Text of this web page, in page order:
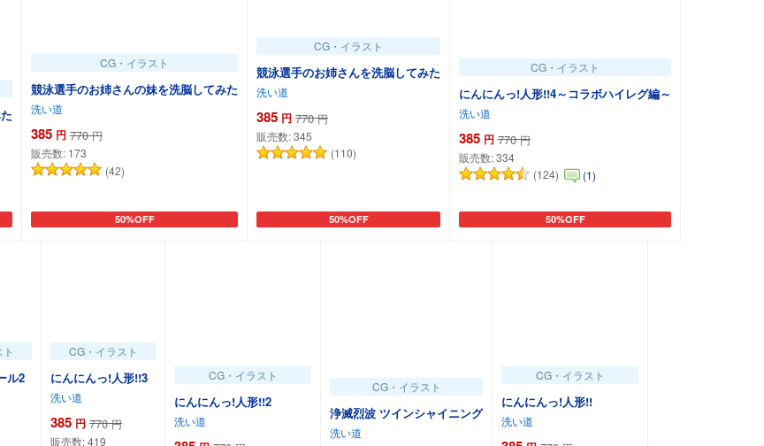
CG・イラスト
競泳選手のお姉さんの妹を洗脳してみた
洗い道
385 円 770 円
販売数: 173
(42)
50%OFF
カートに追加
CG・イラスト
競泳選手のお姉さんを洗脳してみた
洗い道
385 円 770 円
販売数:345
(110)
50%OFF
カートに追加
CG・イラスト
にんにんっ!人形!!4～コラボハイレグ編～
洗い道
385 円 770 円
販売数:334
(124)
(1)
50%OFF
カートに追加
ル2
CG・イラスト
にんにんっ!人形!!3
洗い道
385 円 770 円
販売数:419
CG・イラスト
にんにんっ!人形!!2
洗い道
CG・イラスト
浄滅烈波 ツインシャイニング
洗い道
CG・イラスト
にんにんっ!人形!!
洗い道